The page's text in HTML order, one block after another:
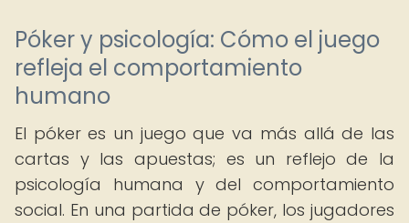
Póker y psicología: Cómo el juego
refleja el comportamiento
humano
El póker es un juego que va más allá de las
cartas y las apuestas; es un reflejo de la
psicología humana y del comportamiento
social. En una partida de póker, los jugadores